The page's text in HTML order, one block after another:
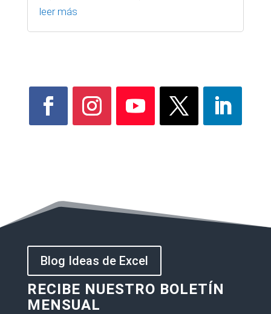
leer más
Blog Ideas de Excel
RECIBE NUESTRO BOLETÍN
MENSUAL